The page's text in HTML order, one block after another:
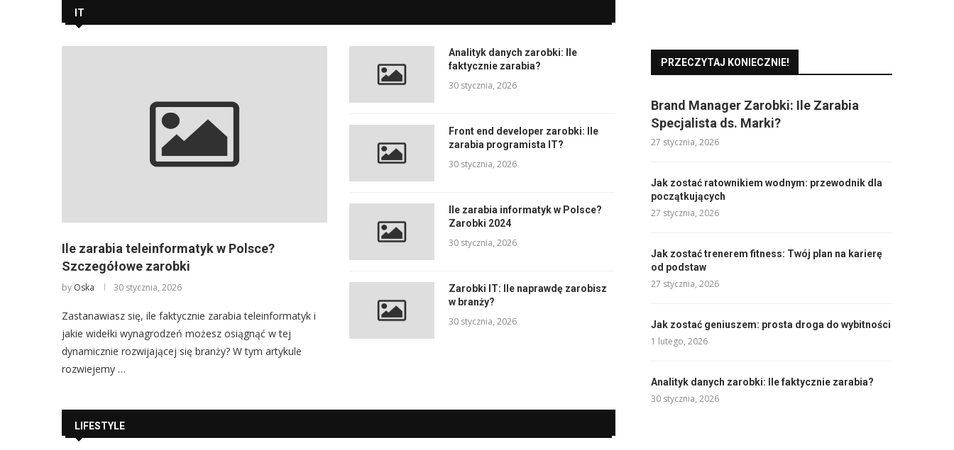
IT
Ile zarabia teleinformatyk w Polsce?
Szczegółowe zarobki
by Oska 30 stycznia, 2026
Zastanawiasz się, ile faktycznie zarabia teleinformatyk i
jakie widełki wynagrodzeń możesz osiągnąć w tej
dynamicznie rozwijającej się branży? W tym artykule
rozwiejemy …
Analityk danych zarobki: Ile
faktycznie zarabia?
30 stycznia, 2026
Front end developer zarobki: Ile
zarabia programista IT?
30 stycznia, 2026
Ile zarabia informatyk w Polsce?
Zarobki 2024
30 stycznia, 2026
Zarobki IT: Ile naprawdę zarobisz
w branży?
30 stycznia, 2026
LIFESTYLE
PRZECZYTAJ KONIECZNIE!
Brand Manager Zarobki: Ile Zarabia
Specjalista ds. Marki?
27 stycznia, 2026
Jak zostać ratownikiem wodnym: przewodnik dla
początkujących
27 stycznia, 2026
Jak zostać trenerem fitness: Twój plan na karierę
od podstaw
27 stycznia, 2026
Jak zostać geniuszem: prosta droga do wybitności
1 lutego, 2026
Analityk danych zarobki: Ile faktycznie zarabia?
30 stycznia, 2026